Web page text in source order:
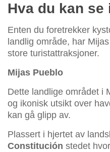
Hva du kan se
Enten du foretrekker
landlig område, har
store turistattraksjoner.
Mijas Pueblo
Dette landlige området i
og ikonisk utsikt over
kan gå glipp av.
Plassert i hjertet av
Constitución stedet